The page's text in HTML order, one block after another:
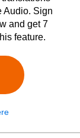
Audio. Sign
and get 7
feature.